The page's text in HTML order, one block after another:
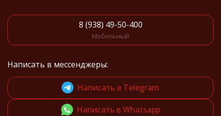
8 (938) 49-50-400
Мобильный
Написать в мессенджеры:
Написать в Telegram
Написать в Whatsapp